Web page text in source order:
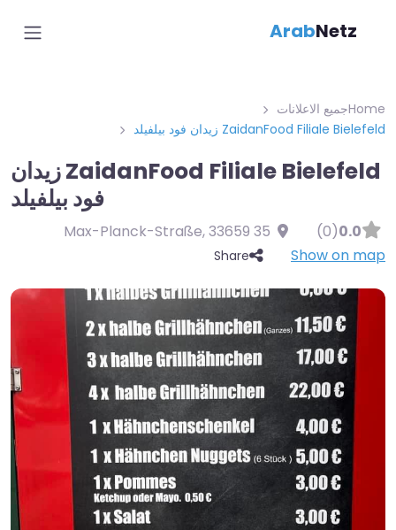
ArabNetz
Homeجميع الاعلانات
ZaidanFood Filiale Bielefeld زيدان فود بيلفيلد
ZaidanFood Filiale Bielefeld زيدان
فود بيلفيلد
0.0
(0)
35 Max-Planck-Straße
,33659
Show on map
Share